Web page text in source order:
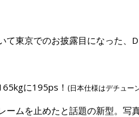
て東京でのお披露目になった、
に195ps！ (日本仕様はデチュー
ームを止めたと話題の新型。